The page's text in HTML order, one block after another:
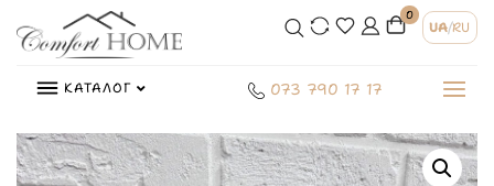
0
UA/RU
КАТАЛОГ 073 790 17 17